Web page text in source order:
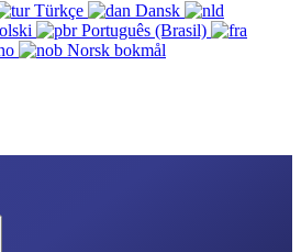
Türkçe
Dansk
Português (Brasil)
Norsk bokmål